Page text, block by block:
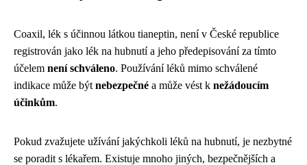
Coaxil, lék s účinnou látkou tianeptin, není v České republice
registrován jako lék na hubnutí a jeho předepisování za tímto
účelem není schváleno. Používání léků mimo schválené
indikace může být nebezpečné a může vést k nežádoucím
účinkům.
Pokud zvažujete užívání jakýchkoli léků na hubnutí, je nezbytné
se poradit s lékařem. Existuje mnoho jiných, bezpečnějších a